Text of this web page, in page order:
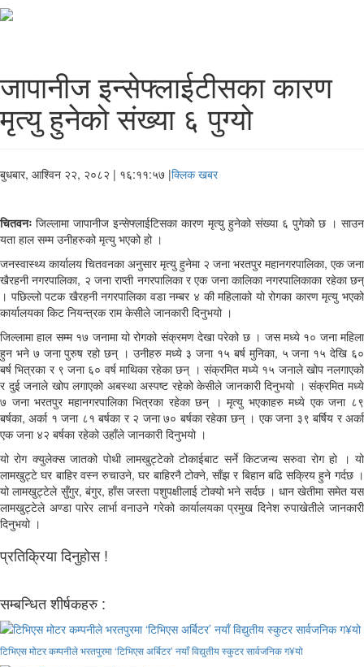
जापानीज इन्सेफ्लाईटीसका कारण
मृत्यु हुनेको संख्या ६ पुग्यो
बुधबार, आश्विन २२, २०८२ | १६:११:५७ |क्लिक खबर
चितवनः जिल्लामा जापानीज इन्सेफ्लाईटिसका कारण मृत्यु हुनेको संख्या ६ पुगेको छ । साउन
यता हाल सम्म उनीहरुको मृत्यु भएको हो ।
जनस्वास्थ्य कार्यालय चितवनका अनुसार मृत्यु हुनेमा २ जना भरतपुर महानगरपालिका, एक जना
खैरहनी नगरपालिका, २ जना राप्ती नगरपालिका र एक जना कालिका नगरपालिकाका रहेका छन्
। पछिल्लो पटक खैरहनी नगरपालिका वडा नम्बर ४ की महिलाको यो रोगका कारण मृत्यु भएको
कार्यालयका किट नियन्त्रक राम केसीले जानकारी दिनुभयो ।
जिल्लामा हाल सम्म १७ जनामा यो रोगको संक्रमण देखा परेको छ । जस मध्ये १० जना महिला
हुन भने ७ जना पुरुष रहो छन् । उनीहरु मध्ये ३ जना १५ बर्ष मुनिका, ५ जना १५ देखि ६०
बर्ष भित्रका र ९ जना ६० वर्ष माथिका रहेका छन् । संक्रमित मध्ये १५ जनाले खोप नलगाएको
र दुई जनाले खोप लगाएको अबस्था अस्पष्ट रहेको केसीले जानकारी दिनुभयो । संक्रमित मध्ये
७ जना भरतपुर महानगरपालिका भित्रका रहेका छन् । मृत्यु भएकाहरु मध्ये एक जना ८९
बर्षका, अर्का १ जना ८१ बर्षका र २ जना ७० बर्षका रहेका छन् । एक जना ३९ बर्षिय र अर्का
एक जना ४२ बर्षका रहेको उहाँले जानकारी दिनुभयो ।
यो रोग क्युलेक्स जातको पोथी लामखुट्टेको टोकाईबाट सर्ने किटजन्य सरुवा रोग हो । यो
लामखुट्टे घर बाहिर वस्न रुचाउने, घर बाहिरनै टोक्ने, साँझ र बिहान बढि सक्रिय हुने गर्दछ ।
यो लामखुट्टेले सुँगुर, बंगुर, हाँस जस्ता पशुपक्षीलाई टोक्यो भने सर्दछ । धान खेतीमा समेत यस
लामखुट्टेले अण्डा पारेर लार्भा वनाउने गरेको कार्यालयका प्रमुख दिनेश रुपाखेतीले जानकारी
दिनुभयो ।
प्रतिक्रिया दिनुहोस !
सम्बन्धित शीर्षकहरु :
टिभिएस मोटर कम्पनीले भरतपुरमा ‘टिभिएस अर्बिटर’ नयाँ विद्युतीय स्कुटर सार्वजनिक ग¥यो